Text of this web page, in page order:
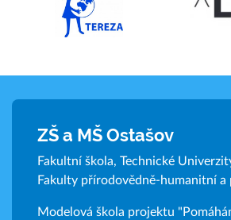
ZŠ a MŠ Ostašov
Fakultní škola, Technické
Fakulty přírodovědně-humanitní a
Modelová škola projektu